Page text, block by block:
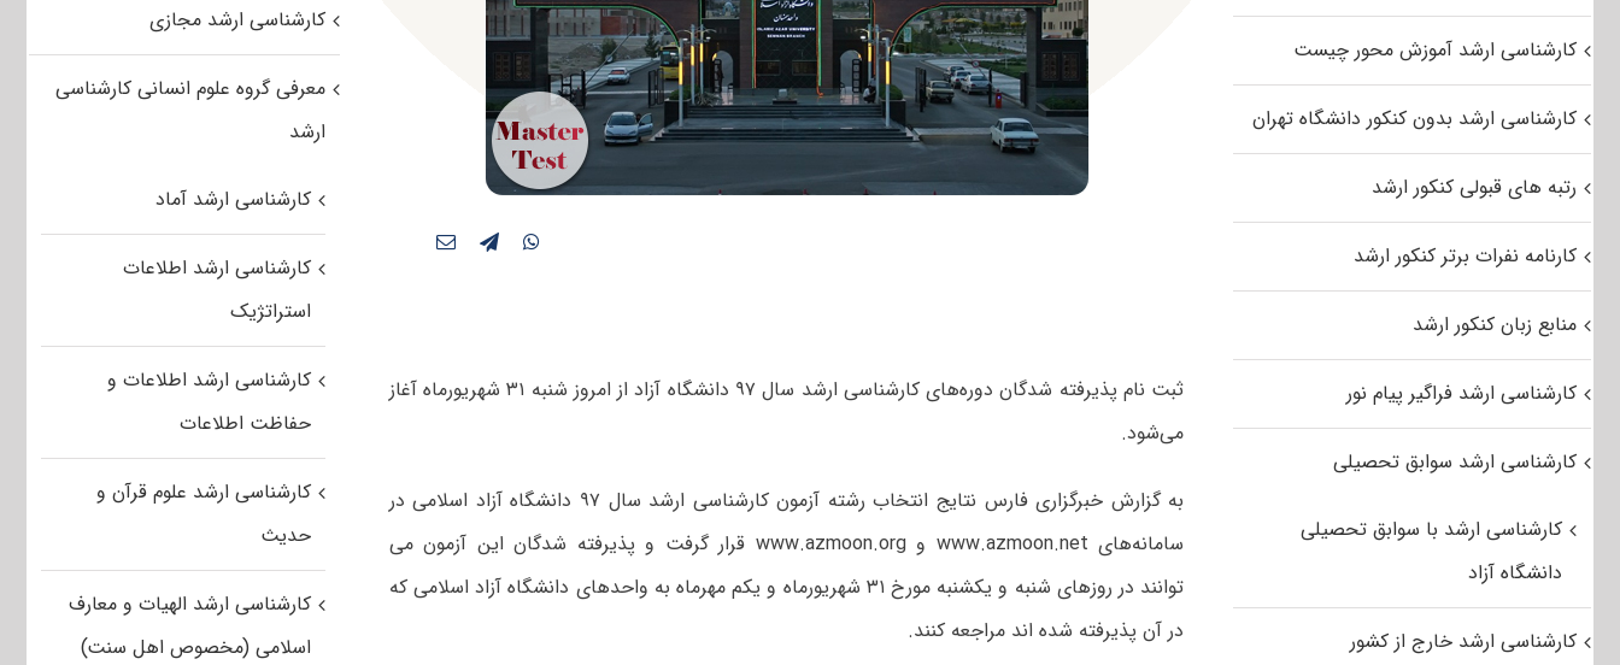
ثبت نام پذیرفته شدگان دوره‌های کارشناسی ارشد سال ۹۷ دانشگاه آزاد از امروز شنبه ۳۱ شهریورماه آغاز
می‌شود.
به گزارش خبرگزاری فارس نتایج انتخاب رشته آزمون کارشناسی ارشد سال ۹۷ دانشگاه آزاد اسلامی در
سامانه‌های www.azmoon.net و www.azmoon.org قرار گرفت و پذیرفته شدگان این آزمون می
توانند در روزهای شنبه و یکشنبه مورخ ۳۱ شهریورماه و یکم مهرماه به واحدهای دانشگاه آزاد اسلامی که
در آن پذیرفته شده اند مراجعه کنند.
کارشناسی ارشد مجازی
معرفی گروه علوم انسانی کارشناسی
ارشد
کارشناسی ارشد آماد
کارشناسی ارشد اطلاعات
استراتژیک
کارشناسی ارشد اطلاعات و
حفاظت اطلاعات
کارشناسی ارشد علوم قرآن و
حدیث
کارشناسی ارشد الهیات و معارف
اسلامی (مخصوص اهل سنت)
کارشناسی ارشد آموزش محور چیست
کارشناسی ارشد بدون کنکور دانشگاه تهران
رتبه های قبولی کنکور ارشد
کارنامه نفرات برتر کنکور ارشد
منابع زبان کنکور ارشد
کارشناسی ارشد فراگیر پیام نور
کارشناسی ارشد سوابق تحصیلی
کارشناسی ارشد با سوابق تحصیلی
دانشگاه آزاد
کارشناسی ارشد خارج از کشور